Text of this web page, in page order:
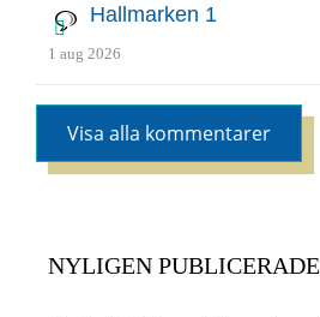
Hallmarken 1
1 aug 2026
Visa alla kommentarer
NYLIGEN